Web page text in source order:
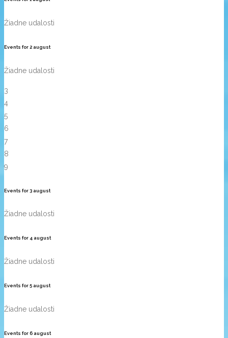
Žiadne udalosti
Events for 2 august
Žiadne udalosti
3
4
5
6
7
8
9
Events for3 august
Žiadne udalosti
Events for4 august
Žiadne udalosti
Events for5 august
Žiadne udalosti
Events for6 august